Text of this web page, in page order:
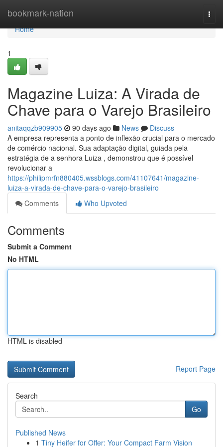
bookmark-nation
Home
Home
1
Magazine Luiza: A Virada de
Chave para o Varejo Brasileiro
anitaqqzb909905 90 days ago News
Discuss
A empresa representa a ponto de inflexão crucial para o mercado
de comércio nacional. Sua adaptação digital, guiada pela
estratégia de a senhora Luiza , demonstrou que é possível
revolucionar a
https://philipmrfn880405.wssblogs.com/41107641/magazine-
luiza-a-virada-de-chave-para-o-varejo-brasileiro
Comments
Who Upvoted
Comments
Submit a Comment
No HTML
HTML is disabled
Report Page
Search
Go
Published News
1 Tiny Heifer for Offer: Your Compact Farm Vision